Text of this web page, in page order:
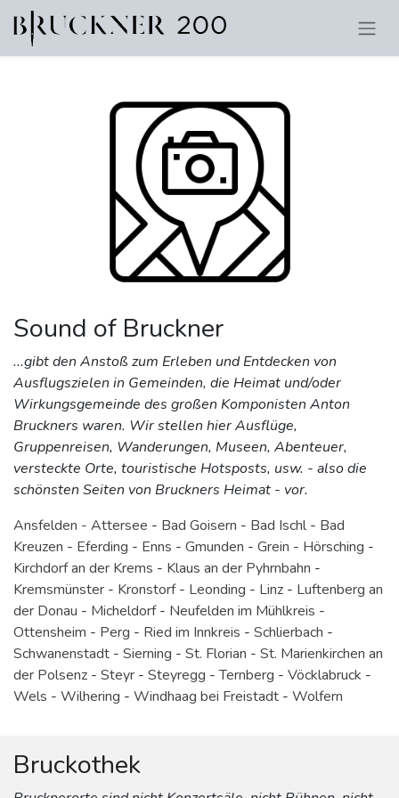
Sound of Bruckner
...gibt den Anstoß zum Erleben und Entdecken von
Ausflugszielen in Gemeinden, die Heimat und/oder
Wirkungsgemeinde des großen Komponisten Anton
Bruckners waren. Wir stellen hier Ausflüge,
Gruppenreisen, Wanderungen, Museen, Abenteuer,
versteckte Orte, touristische Hotsposts, usw. - also die
schönsten Seiten von Bruckners Heimat - vor.
Ansfelden - Attersee - Bad Goisern - Bad Ischl- Bad
Kreuzen - Eferding - Enns - Gmunden - Grein - Hörsching -
Kirchdorf an der Krems - Klaus an der Pyhrnbahn -
Kremsmünster - Kronstorf- Leonding - Linz - Luftenberg an
der Donau - Micheldorf- Neufelden im Mühlkreis -
Ottensheim - Perg - Ried im Innkreis - Schlierbach -
Schwanenstadt - Sierning - St. Florian - St. Marienkirchen an
der Polsenz - Steyr - Steyregg -Ternberg - Vöcklabruck -
Wels - Wilhering - Windhaag bei Freistadt - Wolfern
Bruckothek